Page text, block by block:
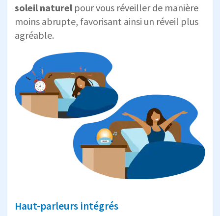
soleil naturel pour vous réveiller de manière
moins abrupte, favorisant ainsi un réveil plus
agréable.
Haut-parleurs intégrés